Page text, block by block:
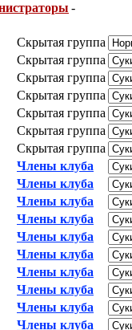
-
Скрытая группа
Скрытая группа
Скрытая группа
Скрытая группа
Скрытая группа
Скрытая группа
Скрытая группа
Члены клуба
Члены клуба
Члены клуба
Члены клуба
Члены клуба
Члены клуба
Члены клуба
Члены клуба
Члены клуба
Члены клуба